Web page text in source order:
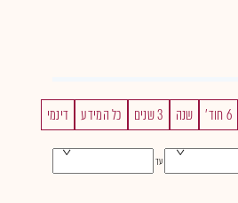
6 חוד' שנה 3 שנים כל המידע דינמי
עד